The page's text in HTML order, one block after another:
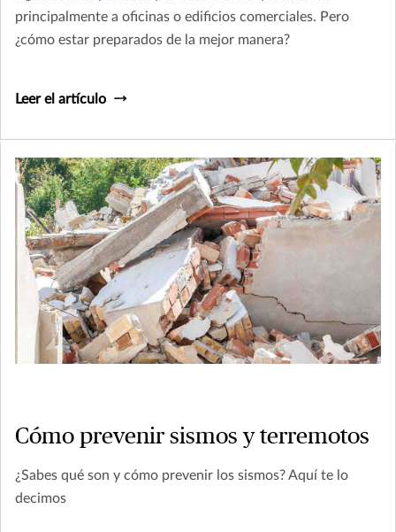
principalmente a oficinas o edificios comerciales. Pero
¿cómo estar preparados de la mejor manera?
Leer el artículo
Cómo prevenir sismos y terremotos
¿Sabes qué son y cómo prevenir los sismos? Aquí te lo
decimos